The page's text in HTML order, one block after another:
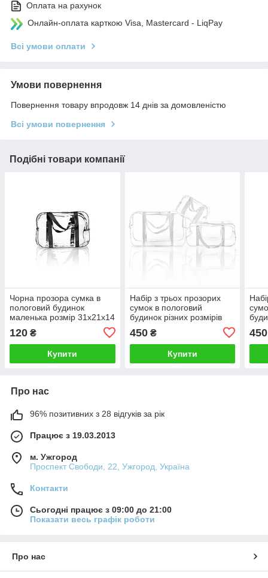
Оплата на рахунок
Онлайн-оплата карткою Visa, Mastercard - LiqPay
Всі умови оплати
Умови повернення
Повернення товару впродовж 14 днів за домовленістю
Всі умови повернення
Подібні товари компанії
Чорна прозора сумка в
пологовий будинок
маленька розмір 31х21х14
120 ₴
Купити
Набір з трьох прозорих
сумок в пологовий
будинок різних розмірів
450₴
Купити
450
Про нас
96% позитивних з 28 відгуків за рік
Працює з 19.03.2013
м. Ужгород
Проспект Свободи, 22, Ужгород, Україна
Контакти
Сьогодні працює з 09:00 до 21:00
Показати весь графік роботи
Про нас